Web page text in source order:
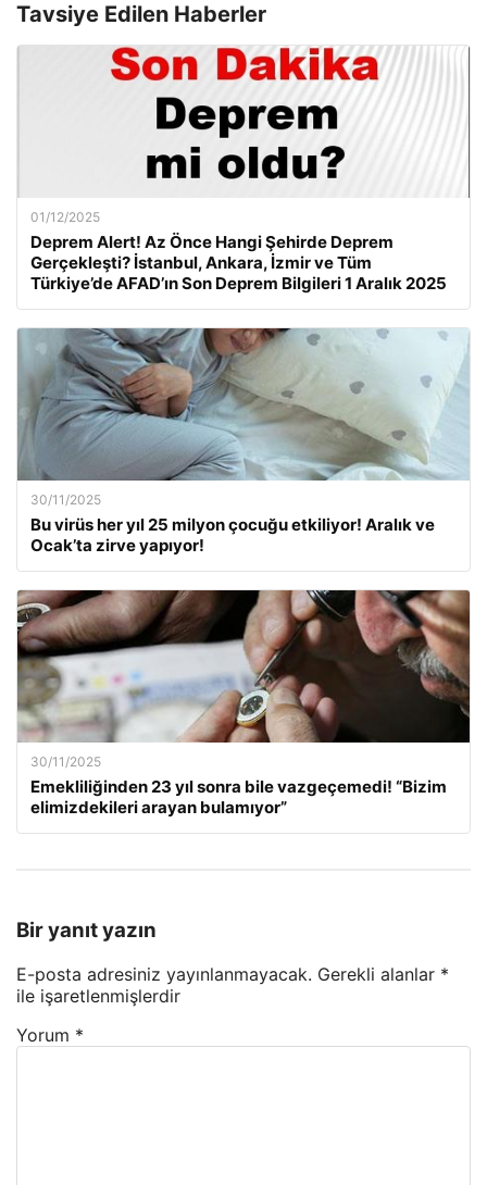
Tavsiye Edilen Haberler
01/12/2025
Deprem Alert! Az Önce Hangi Şehirde Deprem
Gerçekleşti? İstanbul, Ankara, İzmir ve Tüm
Türkiye’de AFAD’ın Son Deprem Bilgileri 1 Aralık 2025
30/11/2025
Bu virüs her yıl 25 milyon çocuğu etkiliyor! Aralık ve
Ocak’ta zirve yapıyor!
30/11/2025
Emekliliğinden 23 yıl sonra bile vazgeçemedi! “Bizim
elimizdekileri arayan bulamıyor”
Bir yanıt yazın
E-posta adresiniz yayınlanmayacak. Gerekli alanlar *
ile işaretlenmişlerdir
Yorum *